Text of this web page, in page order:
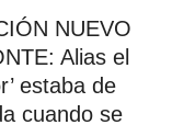
NUEVO
Alias el
estaba de
cuando se